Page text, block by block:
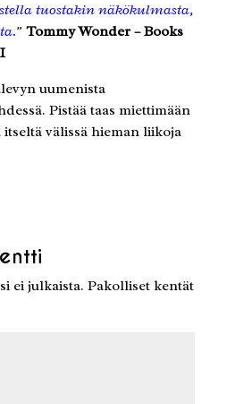
tuostakin näkökulmasta,
” Tommy Wonder – Books
uumenista
Pistää taas miettimään
itseltä välissä hieman liikoja
ei julkaista. Pakolliset kentät